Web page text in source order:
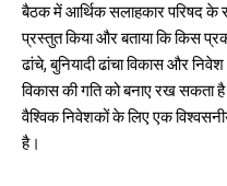
बैठक में आर्थिक सलाहकार परिषद के
प्रस्तुत किया और बताया कि किस
ढांचे, बुनियादी ढांचा विकास और
विकास की गति को बनाए रख सकता
वैश्विक निवेशकों के लिए एक
है।